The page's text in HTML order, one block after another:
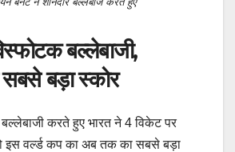
बल्लेबाजी,
सबसे बड़ा स्कोर
करते हुए भारत ने 4 विकेट पर
इस वर्ल्ड कप का अब तक का सबसे बड़ा